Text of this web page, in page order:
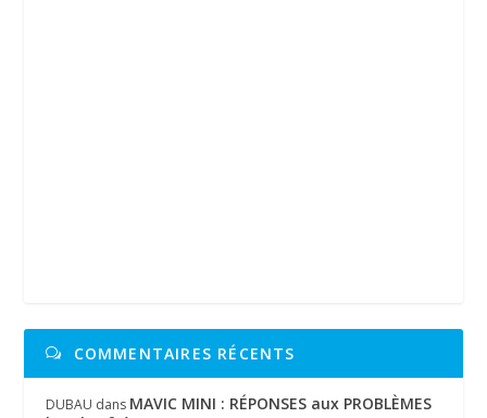
COMMENTAIRES RÉCENTS
DUBAU dans MAVIC MINI : RÉPONSES aux PROBLÈMES